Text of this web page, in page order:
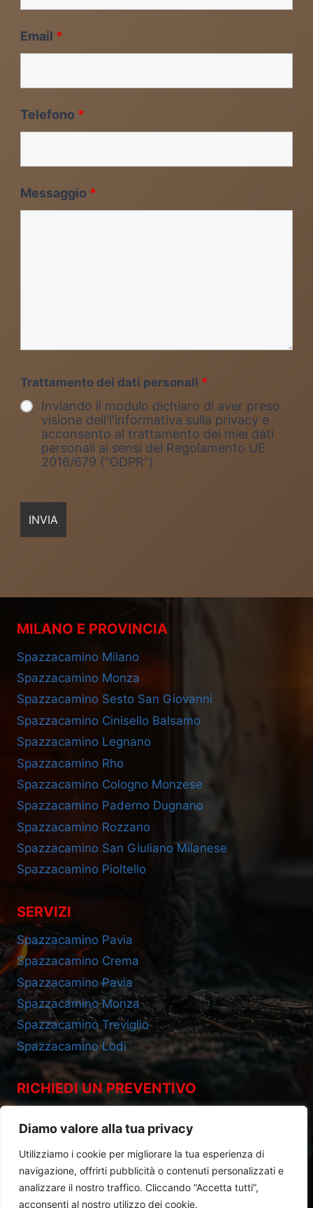
Diamo valore alla tua privacy
Utilizziamo i cookie per migliorare la tua esperienza di
navigazione, offrirti pubblicità o contenuti personalizzati e
analizzare il nostro traffico. Cliccando “Accetta tutti”,
acconsenti al nostro utilizzo dei cookie.
Email *
Telefono *
Messaggio *
Trattamento dei dati personali *
Inviando il modulo dichiaro di aver preso
visione dell'l'informativa sulla privacy e
acconsento al trattamento dei miei dati
personali ai sensi del Regolamento UE
2016/679 ("GDPR")
MILANO E PROVINCIA
Spazzacamino Milano
Spazzacamino Monza
Spazzacamino Sesto San Giovanni
Spazzacamino Cinisello Balsamo
Spazzacamino Legnano
Spazzacamino Rho
Spazzacamino Cologno Monzese
Spazzacamino Paderno Dugnano
Spazzacamino Rozzano
Spazzacamino San Giuliano Milanese
Spazzacamino Pioltello
SERVIZI
Spazzacamino Pavia
Spazzacamino Crema
Spazzacamino Pavia
Spazzacamino Monza
Spazzacamino Treviglio
Spazzacamino Lodi
RICHIEDI UN PREVENTIVO
Cell 393.2685695